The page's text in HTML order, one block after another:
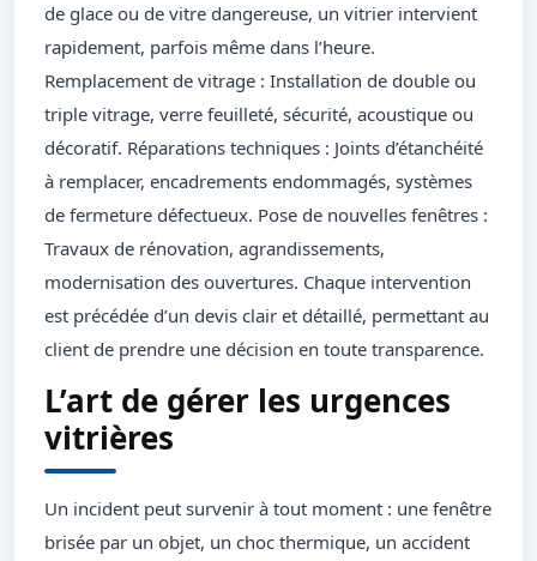
de glace ou de vitre dangereuse, un vitrier intervient
rapidement, parfois même dans l’heure.
Remplacement de vitrage : Installation de double ou
triple vitrage, verre feuilleté, sécurité, acoustique ou
décoratif. Réparations techniques : Joints d’étanchéité
à remplacer, encadrements endommagés, systèmes
de fermeture défectueux. Pose de nouvelles fenêtres :
Travaux de rénovation, agrandissements,
modernisation des ouvertures. Chaque intervention
est précédée d’un devis clair et détaillé, permettant au
client de prendre une décision en toute transparence.
L’art de gérer les urgences
vitrières
Un incident peut survenir à tout moment : une fenêtre
brisée par un objet, un choc thermique, un accident